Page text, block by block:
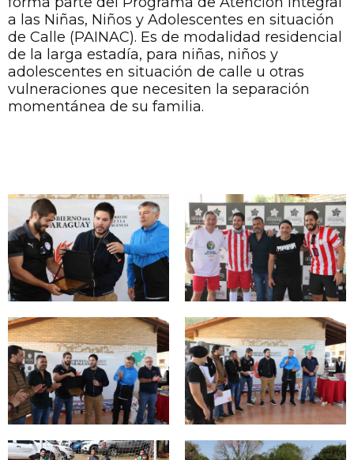
a las Niñas, Niños y Adolescentes en situación
de Calle (PAINAC). Es de modalidad residencial
de la larga estadía, para niñas, niños y
adolescentes en situación de calle u otras
vulneraciones que necesiten la separación
momentánea de su familia.